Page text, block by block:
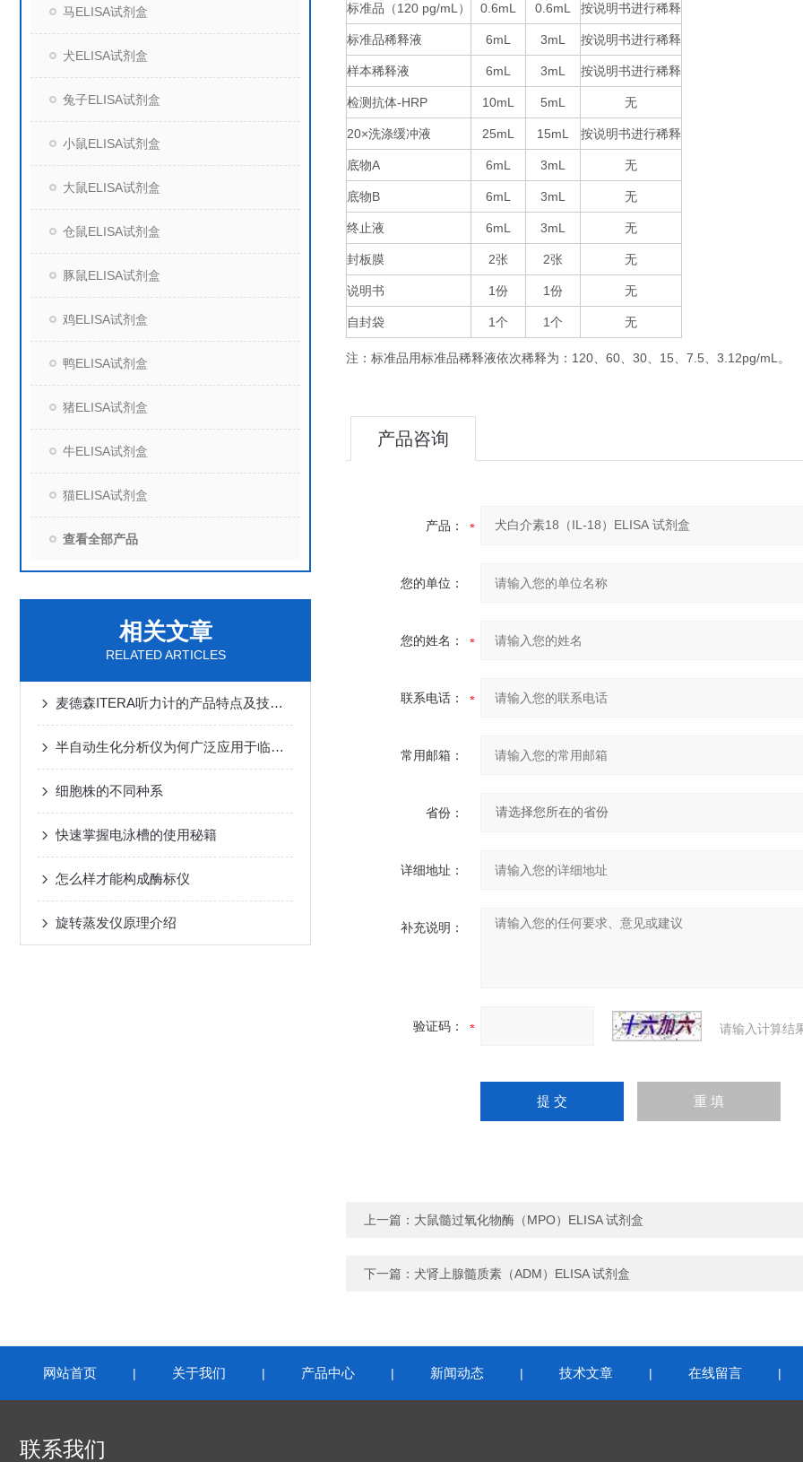
马ELISA试剂盒
犬ELISA试剂盒
兔子ELISA试剂盒
小鼠ELISA试剂盒
大鼠ELISA试剂盒
仓鼠ELISA试剂盒
豚鼠ELISA试剂盒
鸡ELISA试剂盒
鸭ELISA试剂盒
猪ELISA试剂盒
牛ELISA试剂盒
猫ELISA试剂盒
查看全部产品
相关文章
RELATED ARTICLES
麦德森ITERA听力计的产品特点及技术指标
半自动生化分析仪为何广泛应用于临床？
细胞株的不同种系
快速掌握电泳槽的使用秘籍
怎么样才能构成酶标仪
旋转蒸发仪原理介绍
标准品（120 pg/mL ） 0.6mL 0.6mL 按说明书进行稀释
标准品稀释液 6mL 3mL 按说明书进行稀释
样本稀释液 6mL 3mL 按说明书进行稀释
检测抗体-HRP 10mL 5mL 无
20×洗涤缓冲液 25mL 15mL 按说明书进行稀释
底物A 6mL 3mL 无
底物B 6mL 3mL 无
终止液 6mL 3mL 无
封板膜 2张 2张 无
说明书 1 份 1 份 无
自封袋 1 个 1 个 无
注：标准品用标准品稀释液依次稀释为： 120、 60、 30、 15、 7.5、 3.12pg/mL 。
产品咨询
产品：
您的单位：
您的姓名：
联系电话：
常用邮箱：
省份：
详细地址：
补充说明：
验证码： 请输入计算结
上一篇： 大鼠髓过氧化物酶（MPO）ELISA 试剂盒
下一篇： 犬肾上腺髓质素（ADM）ELISA 试剂盒
网站首页 | 关于我们 | 产品中心 | 新闻动态 | 技术文章 | 在线留言 |
联系我们